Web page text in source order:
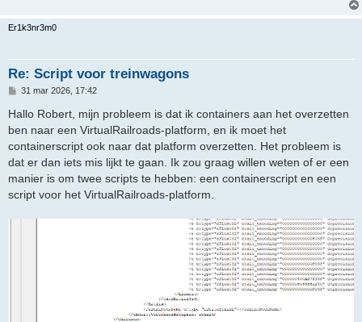
Er1k3nr3m0
Re: Script voor treinwagons
B
r
i
c
t
31 mar 2026, 17:42
Hallo Robert, mijn probleem is dat ik containers aan het overzetten
ben naar een VirtualRailroads-platform, en ik moet het
containerscript ook naar dat platform overzetten. Het probleem is
dat er dan iets mis lijkt te gaan. Ik zou graag willen weten of er een
manier is om twee scripts te hebben: een containerscript en een
script voor het VirtualRailroads-platform.